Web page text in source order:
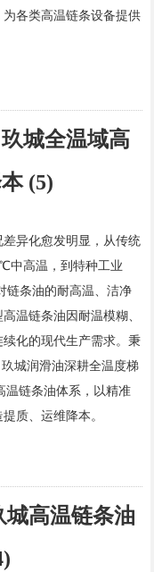
各类高温链条设备提供
城全温域高
(5)
异化愈发明显，从传统
中高温，到特种工业
链条油的耐高温、洁净
温链条油因耐温模糊、
化的现代生产需求。秉
城润滑油深耕全温度梯
链条油体系，以精准
质、运维降本。
高温链条油